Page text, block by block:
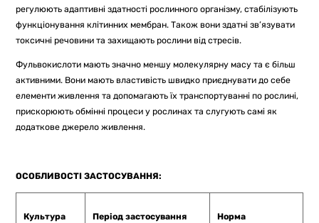
регулюють адаптивні здатності рослинного організму, стабілізують
функціонування клітинних мембран. Також вони здатні зв’язувати
токсичні речовини та захищають рослини від стресів.
Фульвокислоти мають значно меншу молекулярну масу та є більш
активними. Вони мають властивість швидко приєднувати до себе
елементи живлення та допомагають їх транспортуванні по рослині,
прискорюють обмінні процеси у рослинах та слугують самі як
додаткове джерело живлення.
ОСОБЛИВОСТІ ЗАСТОСУВАННЯ:
Культура Період застосування
Норма